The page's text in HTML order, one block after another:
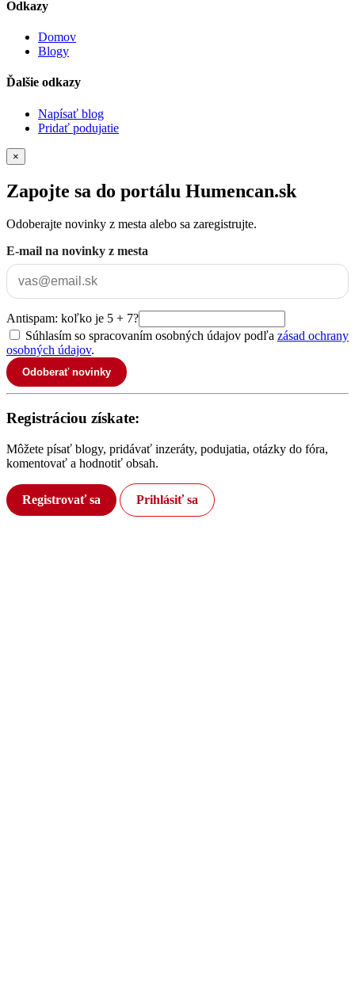
Odkazy
Domov
Blogy
Ďalšie odkazy
Napísať blog
Pridať podujatie
×
Zapojte sa do portálu Humencan.sk
Odoberajte novinky z mesta alebo sa zaregistrujte.
E-mail na novinky z mesta
Antispam: koľko je 5 + 7?
Súhlasím so spracovaním osobných údajov podľa zásad ochrany
osobných údajov.
Odoberať novinky
Registráciou získate:
Môžete písať blogy, pridávať inzeráty, podujatia, otázky do fóra,
komentovať a hodnotiť obsah.
Registrovať sa Prihlásiť sa